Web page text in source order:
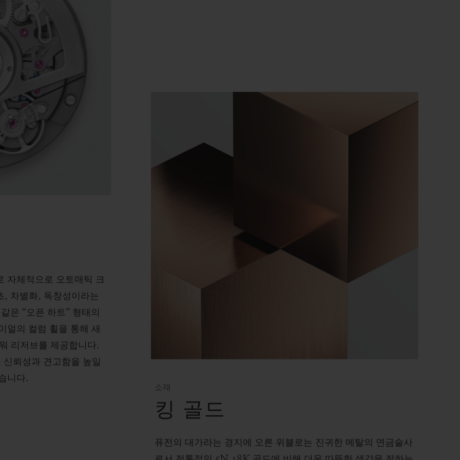
자체적으로 오토매틱 크
, 차별화, 독창성이라는
은 “오픈 하트” 형태의
얼의 컬럼 휠을 통해 새
리저브를 제공합니다.
뢰성과 견고함을 높일
니다.
소재
킹 골드
퓨전의 대가라는 경지에 오른 위블로는 진귀한 메탈의 연금술사